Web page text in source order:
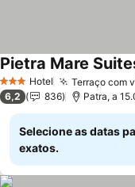
3 EstrelasHotel Terraço com
Pietra Mare
6,2 836 Patra, a
Selecione as datas
exatos.